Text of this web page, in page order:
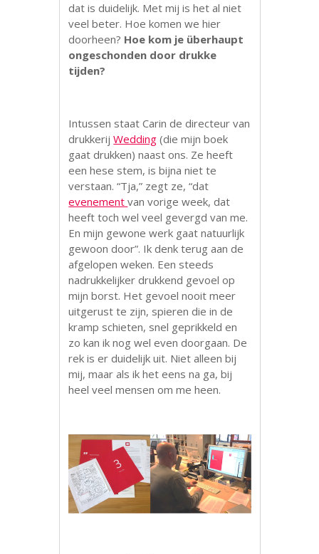
dat is duidelijk. Met mij is het al niet
veel beter. Hoe komen we hier
doorheen? Hoe kom je überhaupt
ongeschonden door drukke
tijden?
Intussen staat Carin de directeur van
drukkerijWedding (die mijn boek
gaat drukken) naast ons. Ze heeft
een hese stem, is bijna niet te
verstaan. “Tja,” zegt ze, “dat
evenementvan vorige week, dat
heeft toch wel veel gevergd van me.
En mijn gewone werk gaat natuurlijk
gewoon door”. Ik denk terug aan de
afgelopen weken. Een steeds
nadrukkelijker drukkend gevoel op
mijn borst. Het gevoel nooit meer
uitgerust te zijn, spieren die in de
kramp schieten, snel geprikkeld en
zo kan ik nog wel even doorgaan. De
rek is er duidelijk uit. Niet alleen bij
mij, maar als ik het eens na ga, bij
heel veel mensen om me heen.